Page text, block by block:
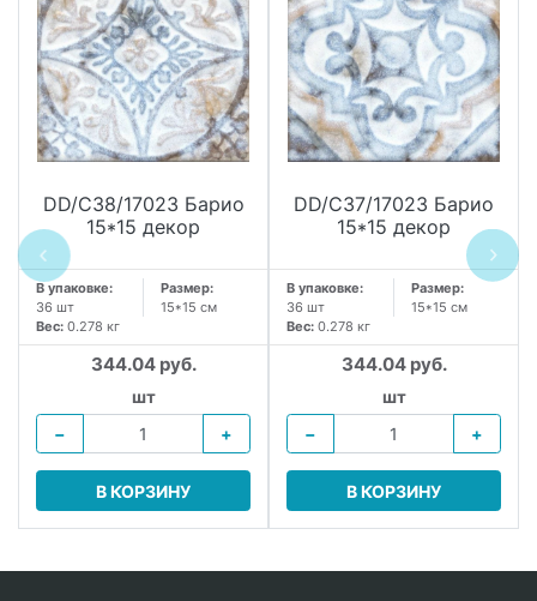
DD/C38/17023 Барио
15*15 декор
В упаковке:
36 шт
Размер:
15*15 см
Вес: 0.278 кг
344.04 руб.
шт
−
+
В КОРЗИНУ
DD/C37/17023 Барио
15*15 декор
В упаковке:
36 шт
Размер:
15*15 см
Вес: 0.278 кг
344.04 руб.
шт
−
+
В КОРЗИНУ